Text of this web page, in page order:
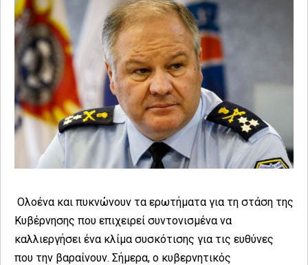
Ολοένα και πυκνώνουν τα ερωτήματα για τη στάση της
Κυβέρνησης που επιχειρεί συντονισμένα να
καλλιεργήσει ένα κλίμα συσκότισης για τις ευθύνες
που την βαραίνουν. Σήμερα, ο κυβερνητικός